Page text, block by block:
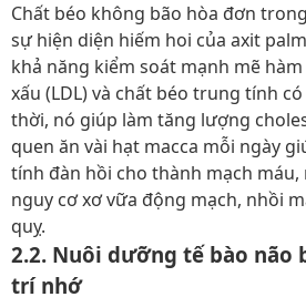
Chất béo không bão hòa đơn
sự hiện diện hiếm hoi của axit
khả năng kiểm soát mạnh mẽ
xấu (LDL) và chất béo trung tính
thời, nó giúp làm tăng lượng
quen ăn vài hạt macca mỗi ngày
tính đàn hồi cho thành mạch
nguy cơ xơ vữa động mạch, nhồi
quỵ.
2.2. Nuôi dưỡng tế bào não
trí nhớ